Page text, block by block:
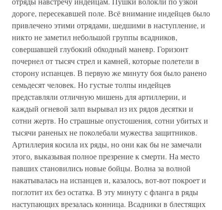
дороге, пересекавшей поле. Всё внимание индейцев было
привлечено этими отрядами, шедшими в наступление, и
никто не заметил небольшой группы всадников,
совершавшей глубокий обходный маневр. Горизонт
почернел от тысяч стрел и камней, которые полетели в
сторону испанцев. В первую же минуту боя было ранено
семьдесят человек. Но густые толпы индейцев
представляли отличную мишень для артиллерии, и
каждый огневой залп вырывал из их рядов десятки и
сотни жертв. Но страшные опустошения, сотни убитых и
тысячи раненых не поколебали мужества защитников.
Артиллерия косила их ряды, но они как бы не замечали
этого, выказывая полное презрение к смерти. На место
павших становились новые бойцы. Волна за волной
накатывалась на испанцев и, казалось, вот-вот покроет и
поглотит их без остатка. В эту минуту с фланга в ряды
наступающих врезалась конница. Всадники в блестящих